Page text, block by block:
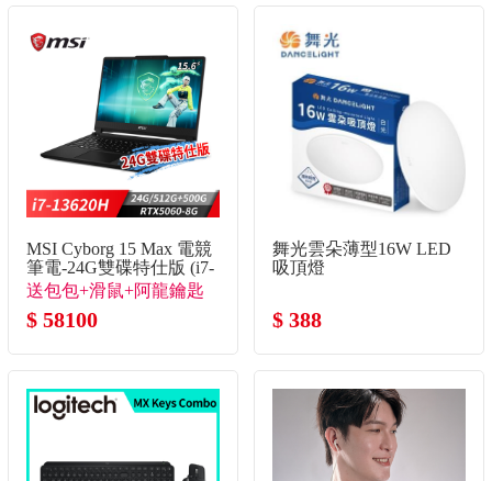
MSI Cyborg 15 Max 電競
筆電-24G雙碟特仕版 (i7-
13620H/24G/512G+500G/RTX5060-
8G/Win11)
送包包+滑鼠+阿龍鑰匙
圈(不挑款)+石中劍
$ 58100
舞光雲朵薄型16W LED
吸頂燈
$ 388